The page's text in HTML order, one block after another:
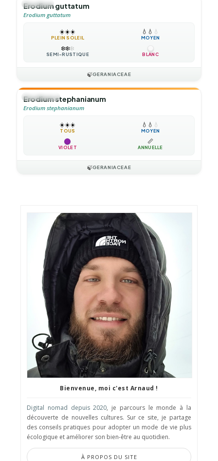
🪴VIVACE
Erodium guttatum
Erodium guttatum
☀️☀️☀️
PLEIN SOLEIL
💧 💧 💧
MOYEN
❄️❄️❄️
SEMI-RUSTIQUE BLANC
🍃GERANIACEAE
🌻ANNUELLE
Erodium stephanianum
Erodium stephanianum
☀️☀️☀️
TOUS
💧 💧 💧
MOYEN
VIOLET
📏
ANNUELLE
🍃GERANIACEAE
Bienvenue, moi c'est Arnaud !
Digital nomad depuis 2020, je parcours le monde à la
découverte de nouvelles cultures. Sur ce site, je partage
des conseils pratiques pour adopter un mode de vie plus
écologique et améliorer son bien-être au quotidien.
À PROPOS DU SITE